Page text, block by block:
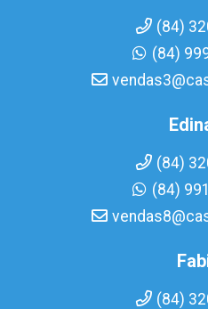
(84)
(84)
(84)
(84)
(84)